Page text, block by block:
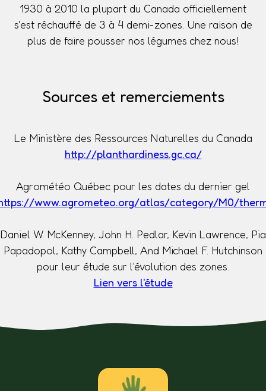
1930 à 2010 la plupart du Canada officiellement
s'est réchauffé de 3 à 4 demi-zones. Une raison de
plus de faire pousser nos légumes chez nous!
Sources et remerciements
Le Ministère des Ressources Naturelles du Canada
http://planthardiness.gc.ca/
Agrométéo Québec pour les dates du dernier gel
www.agrometeo.org/atlas/category/M0/
Daniel W. McKenney, John H. Pedlar, Kevin Lawrence, Pia
Papadopol, Kathy Campbell, And Michael F. Hutchinson
pour leur étude sur l'évolution des zones.
Lien vers l'étude